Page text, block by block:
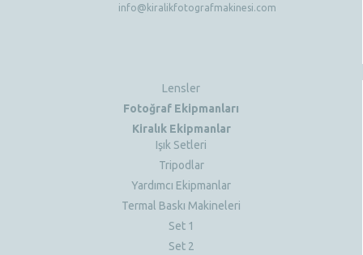
info@kiralikfotografmakinesi.com
Lensler
Fotoğraf Ekipmanları
Kiralık Ekipmanlar
Işık Setleri
Tripodlar
Yardımcı Ekipmanlar
Termal Baskı Makineleri
Set 1
Set 2